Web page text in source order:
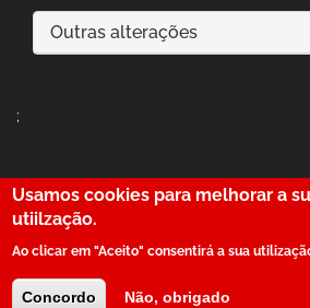
Outras alterações
;
© SerBenfiquista.com 2001-2026
Usamos cookies para melhorar a
utiilzação.
Ao clicar em "Aceito" consentirá a sua
Concordo Não, obrigado